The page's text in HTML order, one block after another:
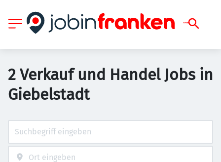
2 Verkauf und Handel Jobs in
Giebelstadt